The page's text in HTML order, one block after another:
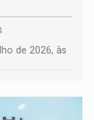
de 2026, às